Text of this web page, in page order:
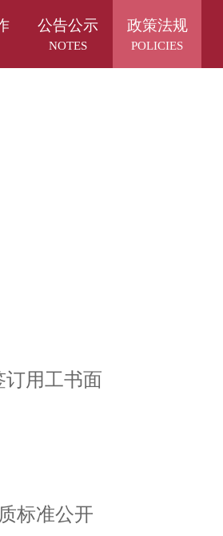
公告公示
NOTES
政策法规
POLICIES
用工书面
标准公开